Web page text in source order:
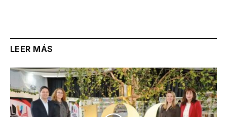
LEER MÁS